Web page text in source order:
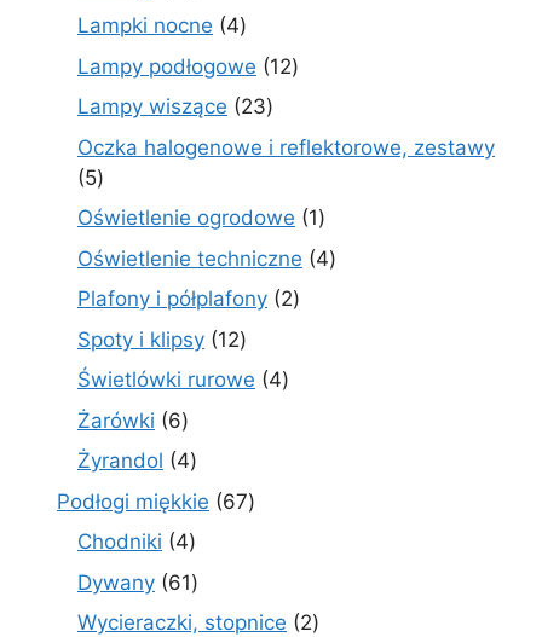
produktów
Lampki nocne 44
produkty
Lampy podłogowe 1212
Lampy wiszące 2323
produkty
Oczka halogenowe i reflektorowe, zestawy
55
produktów
Oświetlenie ogrodowe 11
produkt
Oświetlenie techniczne 44
Plafony i półplafony 22
Spoty i klipsy 1212
produktów
Świetlówki rurowe 44
Żarówki 66
produktów
Żyrandol 44
produkty
Podłogi miękkie 6767
Chodniki 44
produkty
Dywany 6161
produktów
Wycieraczki, stopnice 22